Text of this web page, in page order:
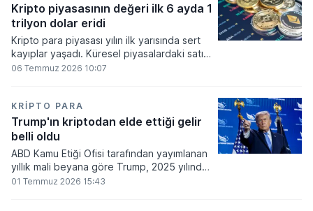
Kripto piyasasının değeri ilk 6 ayda 1
trilyon dolar eridi
Kripto para piyasası yılın ilk yarısında sert
kayıplar yaşadı. Küresel piyasalardaki satış
baskısı ve artan faiz baskısının etkisiyle
06 Temmuz 2026 10:07
KRIPTO PARA
Trump'ın kriptodan elde ettiği gelir
belli oldu
ABD Kamu Etiği Ofisi tarafından yayımlanan
yıllık mali beyana göre Trump, 2025 yılında
kripto para ve memecoin faaliyetlerinden
01 Temmuz 2026 15:43